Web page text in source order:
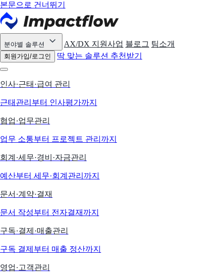
본문으로 건너뛰기
분야별 솔루션 AX/DX 지원사업 블로그 팀소개
회원가입/로그인 딱 맞는 솔루션 추천받기
인사·근태·급여 관리
근태관리부터 인사평가까지
협업·업무관리
업무 소통부터 프로젝트 관리까지
회계·세무·경비·자금관리
예산부터 세무·회계관리까지
문서·계약·결재
문서 작성부터 전자결재까지
구독·결제·매출관리
구독 결제부터 매출 정산까지
영업·고객관리